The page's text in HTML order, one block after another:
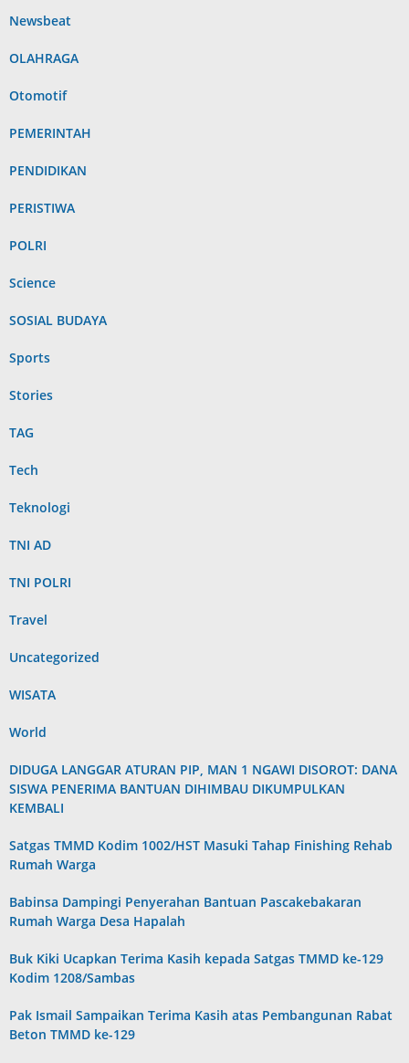
Newsbeat
OLAHRAGA
Otomotif
PEMERINTAH
PENDIDIKAN
PERISTIWA
POLRI
Science
SOSIAL BUDAYA
Sports
Stories
TAG
Tech
Teknologi
TNI AD
TNI POLRI
Travel
Uncategorized
WISATA
World
DIDUGA LANGGAR ATURAN PIP, MAN 1 NGAWI DISOROT: DANA
SISWA PENERIMA BANTUAN DIHIMBAU DIKUMPULKAN
KEMBALI
Satgas TMMD Kodim 1002/HST Masuki Tahap Finishing Rehab
Rumah Warga
Babinsa Dampingi Penyerahan Bantuan Pascakebakaran
Rumah Warga Desa Hapalah
Buk Kiki Ucapkan Terima Kasih kepada Satgas TMMD ke-129
Kodim 1208/Sambas
Pak Ismail Sampaikan Terima Kasih atas Pembangunan Rabat
Beton TMMD ke-129